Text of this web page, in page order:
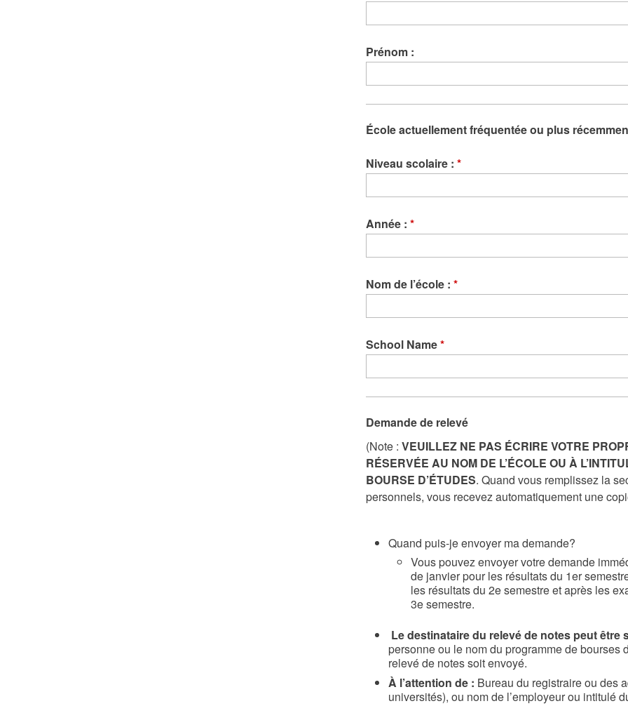
Prénom :
École actuellement fréquentée ou plus
Niveau scolaire : *
Année : *
Nom de l’école : *
School Name*
Demande de relevé
(Note : VEUILLEZ NE PAS ÉCRIRE VOTRE
RÉSERVÉE AU NOM DE L’ÉCOLE OU À
BOURSE D’ÉTUDES. Quand vous remplissez la
personnels, vous recevez automatiquement une
Quand puis-je envoyer ma demande?
Vous pouvez envoyer votre demande
de janvier pour les résultats du 1er
les résultats du 2e semestre et après les
3e semestre.
Le destinataire du relevé de notes peut être
personne ou le nom du programme de bourses
relevé de notes soit envoyé.
À l’attention de : Bureau du registraire ou des
universités), ou nom de l’employeur ou intitulé